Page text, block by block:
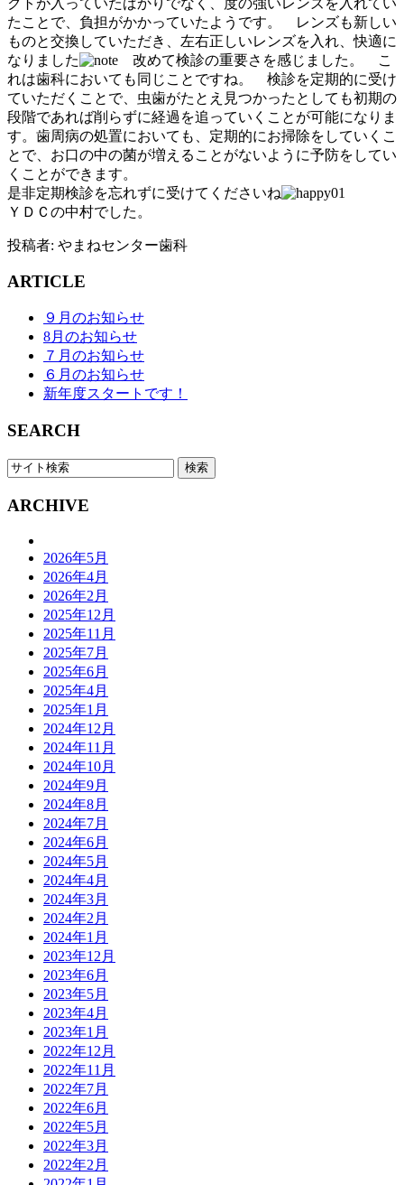
たことで、負担がかかっていたようです。 レンズも新しい
ものと交換していただき、左右正しいレンズを入れ、快適に
なりました
改めて検診の重要さを感じました。 こ
れは歯科においても同じことですね。 検診を定期的に受け
ていただくことで、虫歯がたとえ見つかったとしても初期の
段階であれば削らずに経過を追っていくことが可能になりま
す。歯周病の処置においても、定期的にお掃除をしていくこ
とで、お口の中の菌が増えることがないように予防をしてい
くことができます。
是非定期検診を忘れずに受けてくださいね
ＹＤＣの中村でした。
投稿者: やまねセンター歯科
ARTICLE
９月のお知らせ
8月のお知らせ
７月のお知らせ
６月のお知らせ
新年度スタートです！
SEARCH
ARCHIVE
2026年5月
2026年4月
2026年2月
2025年12月
2025年11月
2025年7月
2025年6月
2025年4月
2025年1月
2024年12月
2024年11月
2024年10月
2024年9月
2024年8月
2024年7月
2024年6月
2024年5月
2024年4月
2024年3月
2024年2月
2024年1月
2023年12月
2023年6月
2023年5月
2023年4月
2023年1月
2022年12月
2022年11月
2022年7月
2022年6月
2022年5月
2022年3月
2022年2月